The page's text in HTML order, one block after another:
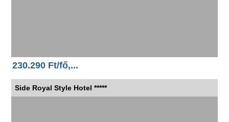
230.290 Ft/fő,...
Side Royal Style Hotel *****